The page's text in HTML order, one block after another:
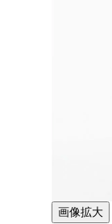
画像拡大